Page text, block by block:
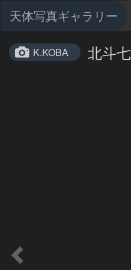
天体写真ギャラリー
K.KOBA 北斗